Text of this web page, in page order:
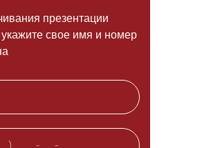
презентации
укажите свое имя и номер